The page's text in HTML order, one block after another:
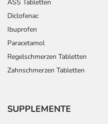
ASS Tabletten
Diclofenac
Ibuprofen
Paracetamol
Regelschmerzen Tabletten
Zahnschmerzen Tabletten
SUPPLEMENTE